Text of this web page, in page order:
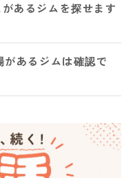
あるジムを探せます
あるジムは確認で